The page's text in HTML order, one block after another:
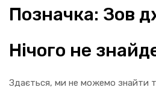
Позначка: Зов
Нічого не
Здається, ми не можемо знайти